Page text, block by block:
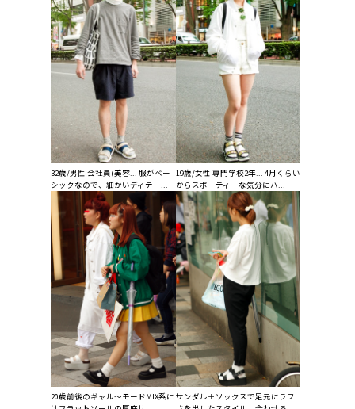
32歳/男性 会社員(美容... 服がベー
シックなので、細かいディテー...
19歳/女性 専門学校2年... 4月くらい
からスポーティーな気分にハ...
20歳前後のギャル～モードMIX系に サンダル＋ソックスで足元にラフ